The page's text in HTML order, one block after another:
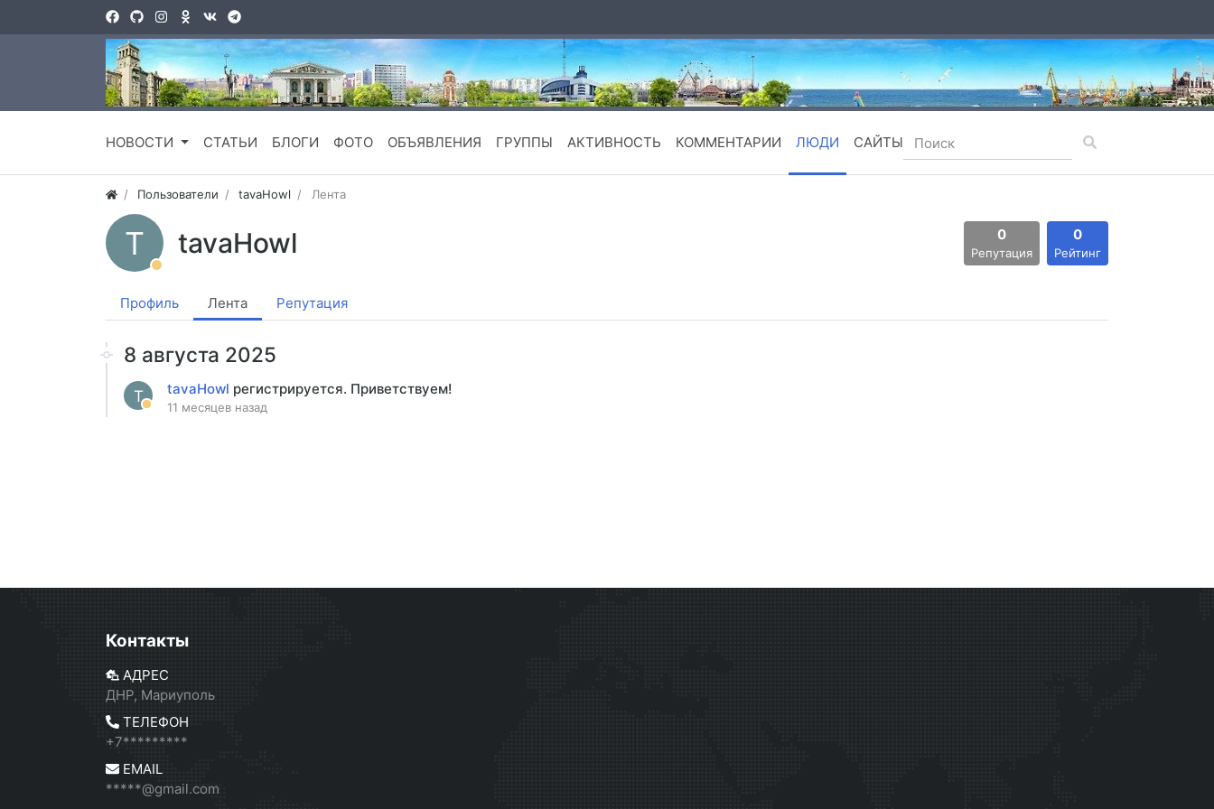
НОВОСТИ СТАТЬИ БЛОГИ ФОТО ОБЪЯВЛЕНИЯ ГРУППЫ АКТИВНОСТЬ КОММЕНТАРИИ ЛЮДИ САЙТЫ
Пользователи tavaHowl Лента
T tavaHowl 0
Репутация
0
Рейтинг
Профиль Лента Репутация
8 августа 2025
T tavaHowl регистрируется. Приветствуем!
11 месяцев назад
Контакты
АДРЕС
ДНР, Мариуполь
ТЕЛЕФОН
+7*********
EMAIL
*****@gmail.com